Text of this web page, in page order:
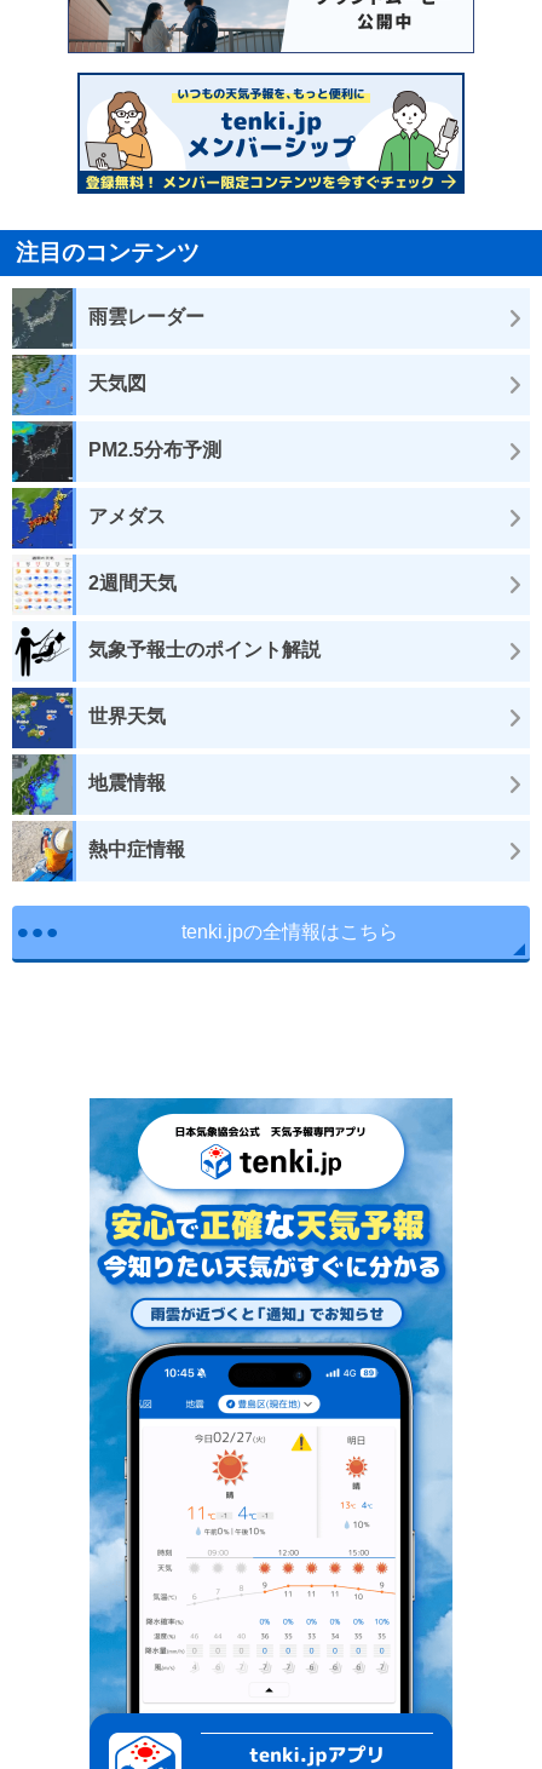
注目のコンテンツ
雨雲レーダー
天気図
PM2.5分布予測
アメダス
2週間天気
気象予報士のポイント解説
世界天気
地震情報
熱中症情報
tenki.jpの全情報はこちら